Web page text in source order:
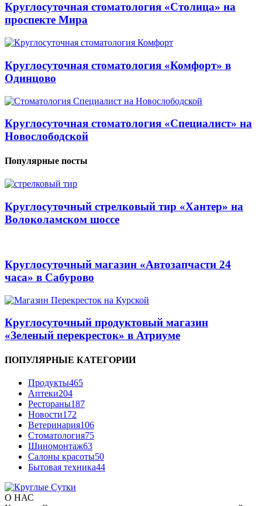
Круглосуточная стоматология «Столица» на
проспекте Мира
Круглосуточная стоматология «Комфорт» в
Одинцово
Круглосуточная стоматология «Специалист» на
Новослободской
Популярные посты
Круглосуточный стрелковый тир «Хантер» на
Волоколамском шоссе
Круглосуточный магазин «Автозапчасти 24
часа» в Сабурово
Круглосуточный продуктовый магазин
«Зеленый перекресток» в Атриуме
ПОПУЛЯРНЫЕ КАТЕГОРИИ
Продукты465
Аптеки204
Рестораны187
Новости172
Ветеринария106
Стоматология75
Шиномонтаж63
Салоны красоты50
Бытовая техника44
О НАС